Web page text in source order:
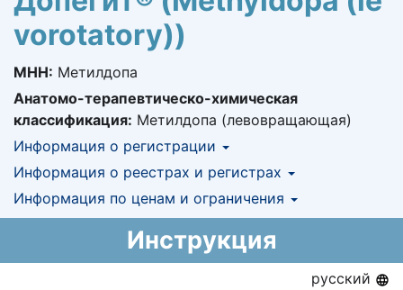
vorotatory))
МНН: Метилдопа
Анатомо-терапевтическо-химическая
классификация: Метилдопа (левовращающая)
Информация о регистрации
Номер регистрации в РК:№ РК-ЛС-5№015863
Информация о регистрации в РК:07.02.2020 -
бессрочно
Номер регистрации в РБ:10256/14/19
19.09.2019 -
Информация о реестрах и регистрах
КНФ (ЛС включено в Казахстанский
национальный формуляр лекарственных
Информация по ценам и ограничения
Инструкция
русский